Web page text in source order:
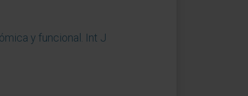
y funcional. Int J